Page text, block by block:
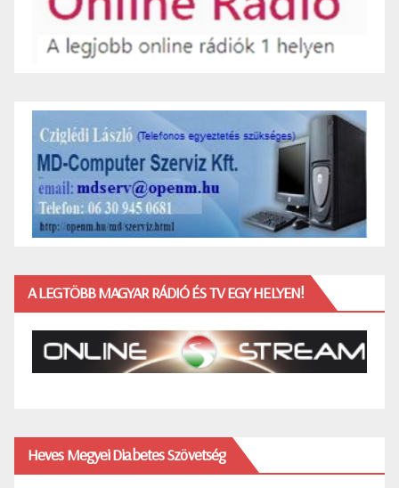
A LEGTÖBB MAGYAR RÁDIÓ ÉS TV EGY HELYEN!
Heves Megyei Diabetes Szövetség